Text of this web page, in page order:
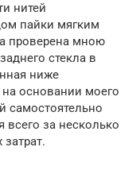
нитей
пайки мягким
проверена мною
стекла в
ниже
основании моего
самостоятельно
всего за несколько